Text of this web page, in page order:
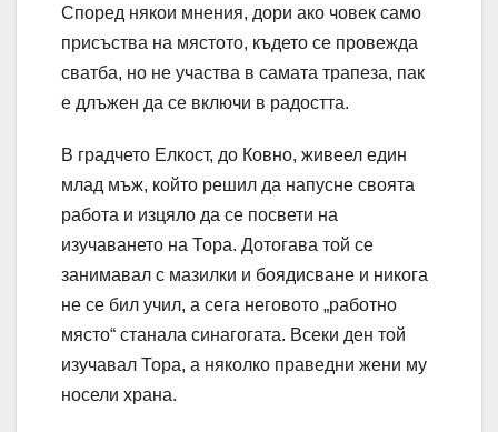
Според някои мнения, дори ако човек само
присъства на мястото, където се провежда
сватба, но не участва в самата трапеза, пак
е длъжен да се включи в радостта.
В градчето Елкост, до Ковно, живеел един
млад мъж, който решил да напусне своята
работа и изцяло да се посвети на
изучаването на Тора. Дотогава той се
занимавал с мазилки и боядисване и никога
не се бил учил, а сега неговото „работно
място“ станала синагогата. Всеки ден той
изучавал Тора, а няколко праведни жени му
носели храна.